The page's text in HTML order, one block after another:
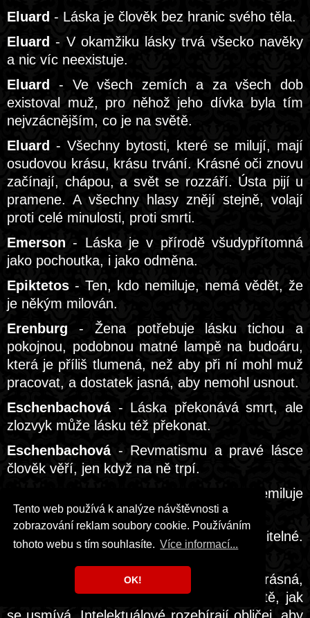
Tento web používá k analýze návštěvnosti a
zobrazování reklam soubory cookie. Používáním
tohoto webu s tím souhlasíte. Více informací...
OK!
Eluard - Láska je člověk bez hranic svého těla.
Eluard - V okamžiku lásky trvá všecko navěky
a nic víc neexistuje.
Eluard
- Ve všech zemích a za všech dob
existoval muž, pro něhož jeho dívka byla tím
nejvzácnějším, co je na světě.
Eluard - Všechny bytosti, které se milují, mají
osudovou krásu, krásu trvání. Krásné oči znovu
začínají, chápou, a svět se rozzáří. Ústa pijí u
pramene. A všechny hlasy znějí stejně, volají
proti celé minulosti, proti smrti.
Emerson - Láska je v přírodě všudypřítomná
jako pochoutka, i jako odměna.
Epiktetos - Ten, kdo nemiluje, nemá vědět, že
je někým milován.
Erenburg - Žena potřebuje lásku tichou a
pokojnou, podobnou matné lampě na budoáru,
která je příliš tlumená, než aby při ní mohl muž
pracovat, a dostatek jasná, aby nemohl usnout.
Eschenbachová- Láska překonává smrt, ale
zlozvyk může lásku též překonat.
Eschenbachová- Revmatismu a pravé lásce
člověk věří, jen když na ně trpí.
- Není zamilován, kdo nemiluje
navždy.
Exupéry - Co je důležité, je očím neviditelné.
Správně vidíme jen srdcem.
- Když se mi některá žena zdá krásná,
nemám, co bych o tom řekl. Vidím prostě, jak